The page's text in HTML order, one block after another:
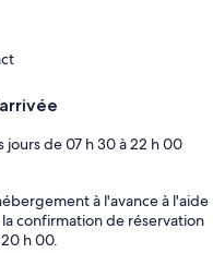
jours de 07 h 30 à 22 h 00
à l'avance à l'aide
confirmation de réservation
h 00.